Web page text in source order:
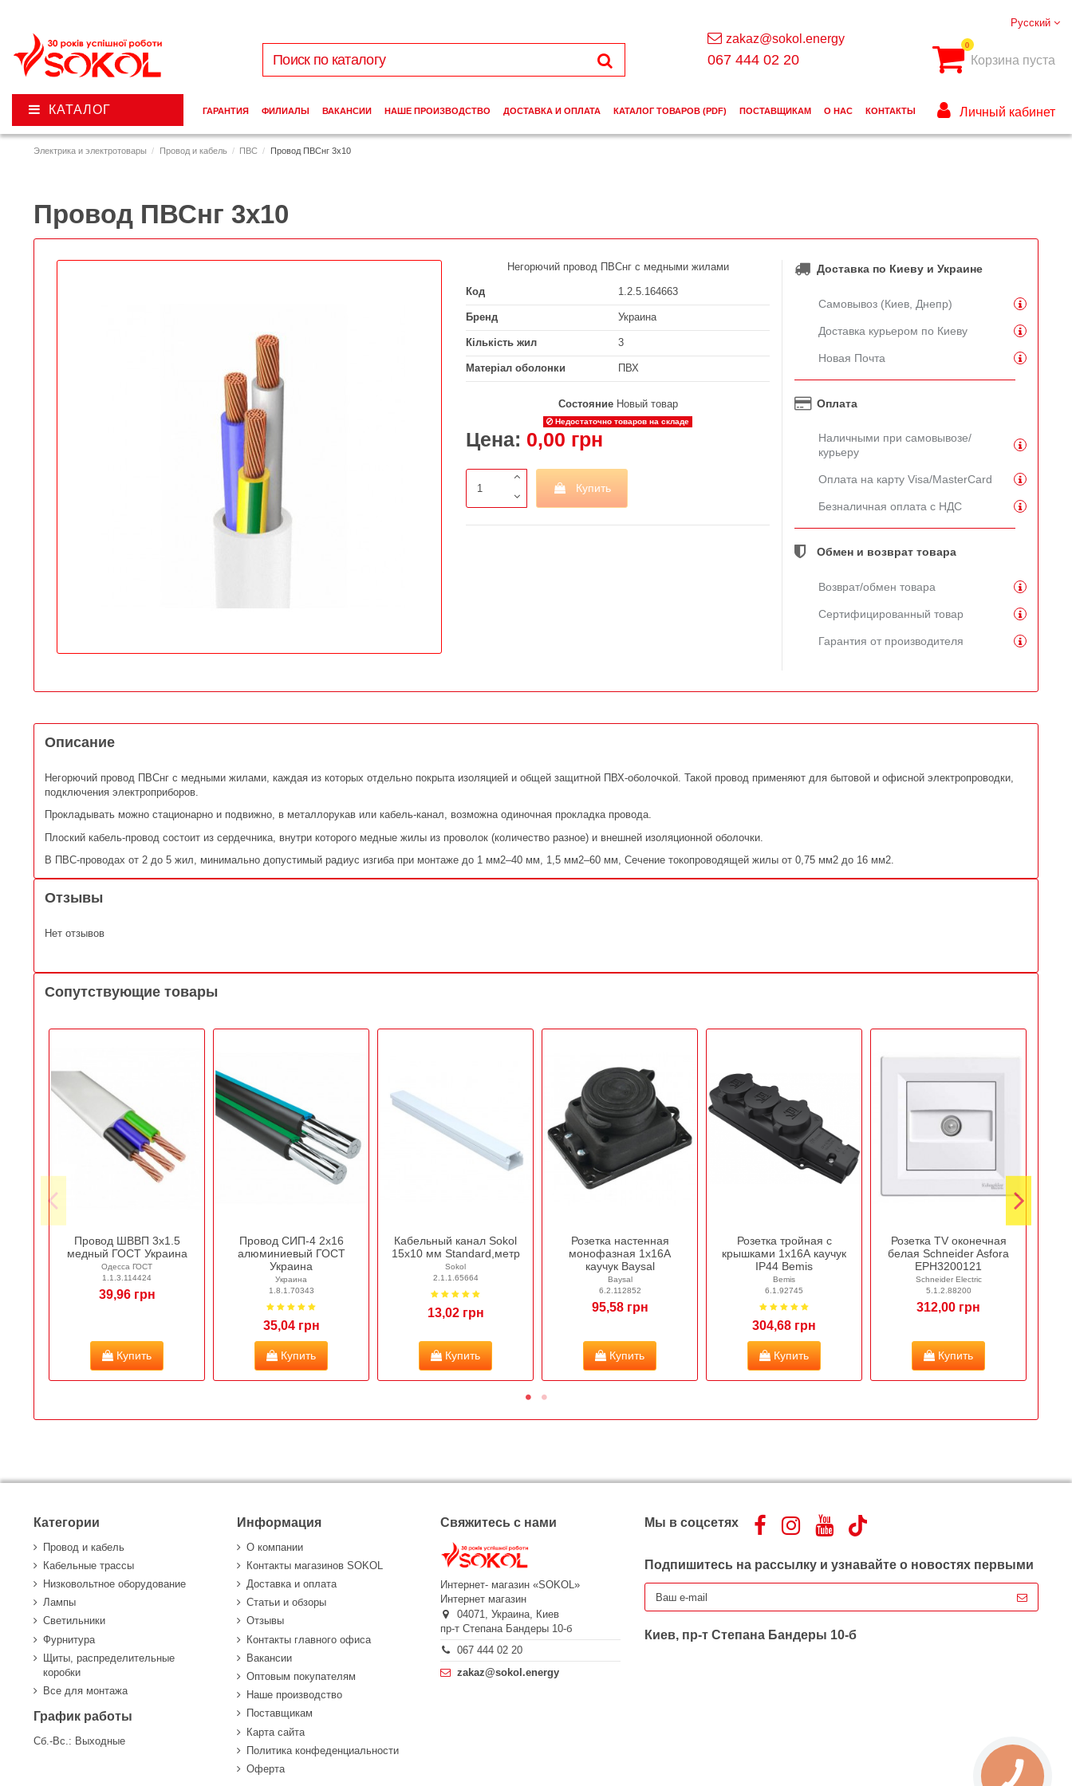
Электрика и электротовары Провод и кабель ПВС Провод ПВСнг 3х10
Провод ПВСнг 3х10
Негорючий провод ПВСнг с медными жилами
Код 1.2.5.164663
Бренд Украина
Кількість жил 3
Матеріал оболонки ПВХ
Состояние Новый товар
Недостаточно товаров на складе
Цена: 0,00 грн
Купить
Доставка по Киеву и Украине
Самовывоз (Киев, Днепр)
Доставка курьером по Киеву
Новая Почта
Оплата
Наличными при самовывозе/
курьеру
Оплата на карту Visa/MasterCard
Безналичная оплата с НДС
Обмен и возврат товара
Возврат/обмен товара
Сертифицированный товар
Гарантия от производителя
Описание
Негорючий провод ПВСнг с медными жилами, каждая из которых отдельно покрыта изоляцией и общей защитной ПВХ-оболочкой. Такой провод применяют для бытовой и офисной электропроводки,
подключения электроприборов.
Прокладывать можно стационарно и подвижно, в металлорукав или кабель-канал, возможна одиночная прокладка провода.
Плоский кабель-провод состоит из сердечника, внутри которого медные жилы из проволок (количество разное) и внешней изоляционной оболочки.
В ПВС-проводах от 2 до 5 жил, минимально допустимый радиус изгиба при монтаже до 1 мм2–40 мм, 1,5 мм2–60 мм, Сечение токопроводящей жилы от 0,75 мм2 до 16 мм2.
Отзывы
Нет отзывов
Сопутствующие товары
Провод ШВВП 3х1.5
медный ГОСТ Украина
Одесса ГОСТ
1.1.3.114424
39,96 грн
Купить
Провод СИП-4 2х16
алюминиевый ГОСТ
Украина
Украина
1.8.1.70343
35,04 грн
Купить
Кабельный канал Sokol
15х10 мм Standard,метр
Sokol
2.1.1.65664
13,02 грн
Купить
Розетка настенная
монофазная 1х16А
каучук Baysal
Baysal
6.2.112852
95,58 грн
Купить
Розетка тройная с
крышками 1х16А каучук
IP44 Bemis
Bemis
6.1.92745
304,68 грн
Купить
Розетка TV оконечная
белая Schneider Asfora
EPH3200121
Schneider Electric
5.1.2.88200
312,00 грн
Купить
Русский
zakaz@sokol.energy
067 444 02 20
0
Корзина пуста
КАТАЛОГ ГАРАНТИЯ ФИЛИАЛЫ ВАКАНСИИ НАШЕ ПРОИЗВОДСТВО ДОСТАВКА И ОПЛАТА КАТАЛОГ ТОВАРОВ (PDF) ПОСТАВЩИКАМ О НАС КОНТАКТЫ Личный кабинет
Категории
Провод и кабель
Кабельные трассы
Низковольтное оборудование
Лампы
Светильники
Фурнитура
Щиты, распределительные
коробки
Все для монтажа
График работы
Сб.-Вс.: Выходные
Информация
О компании
Контакты магазинов SOKOL
Доставка и оплата
Статьи и обзоры
Отзывы
Контакты главного офиса
Вакансии
Оптовым покупателям
Наше производство
Поставщикам
Карта сайта
Политика конфеденциальности
Оферта
Свяжитесь с нами
Интернет- магазин «SOKOL»
Интернет магазин
04071,Украина,
Киев
пр-т Степана Бандеры 10-б
067 444 02 20
zakaz@sokol.energy
Мы в соцсетях
Подпишитесь на рассылку и узнавайте о новостях первыми
Киев, пр-т Степана Бандеры 10-б